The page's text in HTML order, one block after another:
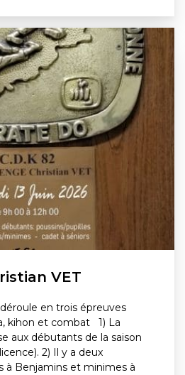
VET
en trois épreuves
kihon et combat 1) La
aux débutants de la saison
2) Il y a deux
à Benjamins et minimes à